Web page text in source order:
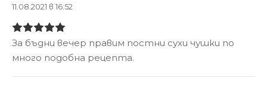
11.08.2021 в 16:52
За бъдни вечер правим постни сухи чушки по
много подобна рецепта.